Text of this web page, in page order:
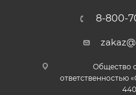
8-800-
Общество
ответственностью